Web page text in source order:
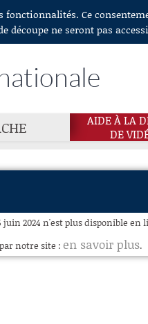
Ce
découpe ne seront pas
AIDE À LA
DE
2024 n'est plus disponible en
notre site : en savoir plus.